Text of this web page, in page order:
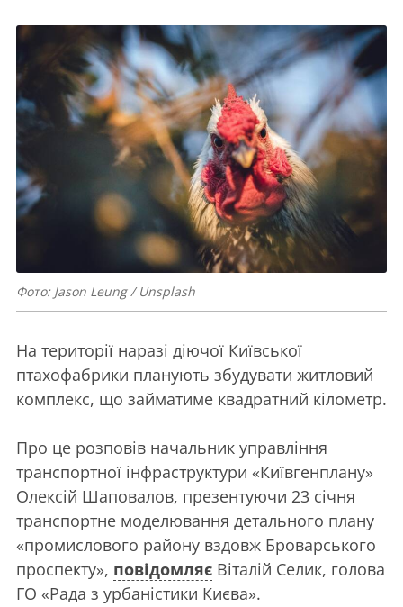
Фото: Jason Leung / Unsplash
На території наразі діючої Київської
птахофабрики планують збудувати житловий
комплекс, що займатиме квадратний кілометр.
Про це розповів начальник управління
транспортної інфраструктури «Київгенплану»
Олексій Шаповалов, презентуючи 23 січня
транспортне моделювання детального плану
«промислового району вздовж Броварського
проспекту», повідомляє Віталій Селик, голова
ГО «Рада з урбаністики Києва».